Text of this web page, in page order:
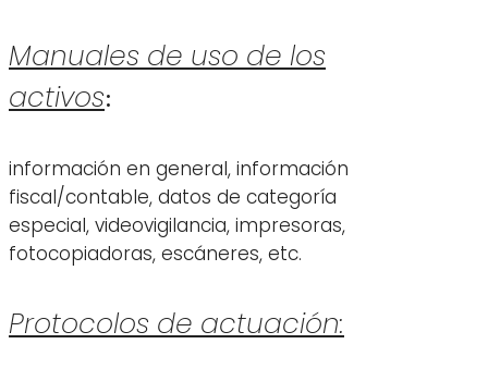
Manuales de uso de los
activos:
información en general, información
fiscal/contable, datos de categoría
especial, videovigilancia, impresoras,
fotocopiadoras, escáneres, etc.
Protocolos de actuación: